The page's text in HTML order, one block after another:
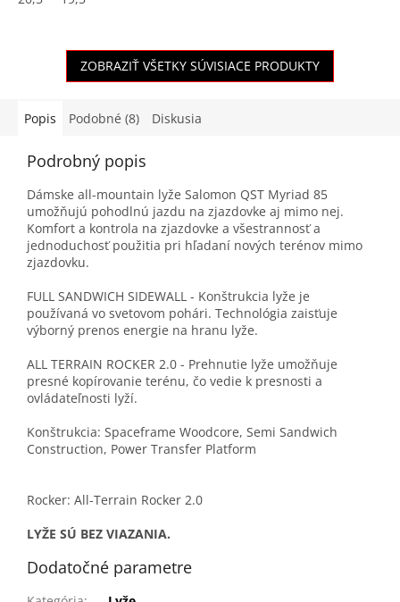
ZOBRAZIŤ VŠETKY SÚVISIACE PRODUKTY
Popis Podobné (8) Diskusia
Podrobný popis
Dámske all-mountain lyže Salomon QST Myriad 85
umožňujú pohodlnú jazdu na zjazdovke aj mimo nej.
Komfort a kontrola na zjazdovke a všestrannosť a
jednoduchosť použitia pri hľadaní nových terénov mimo
zjazdovku.
FULL SANDWICH SIDEWALL - Konštrukcia lyže je
používaná vo svetovom pohári. Technológia zaisťuje
výborný prenos energie na hranu lyže.
ALL TERRAIN ROCKER 2.0 - Prehnutie lyže umožňuje
presné kopírovanie terénu, čo vedie k presnosti a
ovládateľnosti lyží.
Konštrukcia: Spaceframe Woodcore, Semi Sandwich
Construction, Power Transfer Platform
Rocker: All-Terrain Rocker 2.0
LYŽE SÚ BEZ VIAZANIA.
Dodatočné parametre